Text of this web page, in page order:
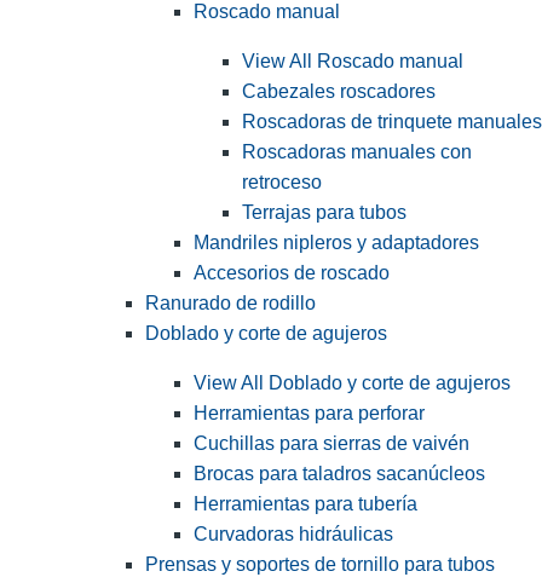
Roscado manual
View All Roscado manual
Cabezales roscadores
Roscadoras de trinquete manuales
Roscadoras manuales con
retroceso
Terrajas para tubos
Mandriles nipleros y adaptadores
Accesorios de roscado
Ranurado de rodillo
Doblado y corte de agujeros
View All Doblado y corte de agujeros
Herramientas para perforar
Cuchillas para sierras de vaivén
Brocas para taladros sacanúcleos
Herramientas para tubería
Curvadoras hidráulicas
Prensas y soportes de tornillo para tubos